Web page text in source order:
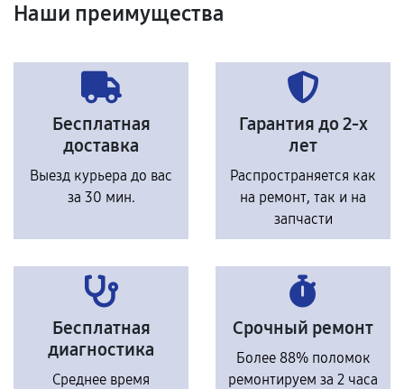
Наши преимущества
Бесплатная
доставка
Выезд курьера до вас
за 30 мин.
Гарантия до 2-х
лет
Распространяется как
на ремонт, так и на
запчасти
Бесплатная
диагностика
Среднее время
Срочный ремонт
Более 88% поломок
ремонтируем за 2 часа